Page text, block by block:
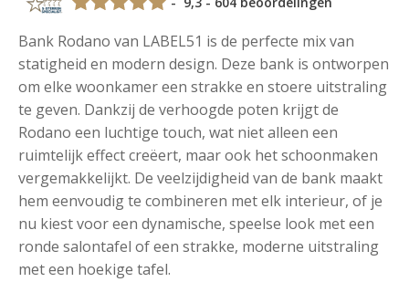
Bank Rodano van LABEL51 is de perfecte mix van
statigheid en modern design. Deze bank is ontworpen
om elke woonkamer een strakke en stoere uitstraling
te geven. Dankzij de verhoogde poten krijgt de
Rodano een luchtige touch, wat niet alleen een
ruimtelijk effect creëert, maar ook het schoonmaken
vergemakkelijkt. De veelzijdigheid van de bank maakt
hem eenvoudig te combineren met elk interieur, of je
nu kiest voor een dynamische, speelse look met een
ronde salontafel of een strakke, moderne uitstraling
met een hoekige tafel.